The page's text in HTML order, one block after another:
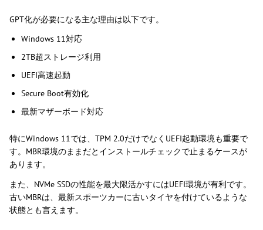
GPT化が必要になる主な理由は以下です。
Windows 11対応
2TB超ストレージ利用
UEFI高速起動
Secure Boot有効化
最新マザーボード対応
特にWindows 11では、TPM 2.0だけでなくUEFI起動環境も重要で
す。MBR環境のままだとインストールチェックで止まるケースが
あります。
また、NVMe SSDの性能を最大限活かすにはUEFI環境が有利です。
古いMBRは、最新スポーツカーに古いタイヤを付けているような
状態とも言えます。